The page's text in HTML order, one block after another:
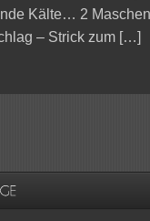
Kälte… 2
– Strick zum […]